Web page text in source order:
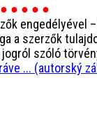
● ● ● ●
engedélyével
a szerzők
szóló
... (autorský